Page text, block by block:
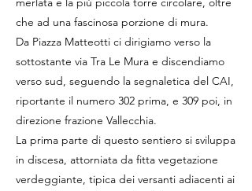
che ad una fascinosa porzione di mura.
Da Piazza Matteotti ci dirigiamo verso la
sottostante via Tra Le Mura e discendiamo
verso sud, seguendo la segnaletica del CAI,
riportante il numero 302 prima, e 309 poi, in
direzione frazione Vallecchia.
La prima parte di questo sentiero si sviluppa
in discesa, attorniata da fitta vegetazione
verdeggiante, tipica dei versanti adiacenti ai